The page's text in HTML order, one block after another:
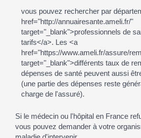
vous pouvez rechercher par
href="http://annuairesante.ameli.fr/"
target="_blank">professionnels de
tarifs</a>. Les <a
href="https://www.ameli.fr/assure/
target="_blank">différents taux de
dépenses de santé peuvent aussi
(une partie des dépenses reste
charge de l'assuré).
Si le médecin ou l'hôpital en France
vous pouvez demander à votre